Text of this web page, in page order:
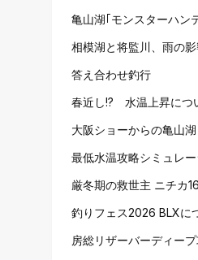
亀山湖｢モンスターハン
相模湖と将監川、雨の
答え合わせ釣行
春近し!? 水温上昇につ
大阪ショーからの亀山
最低水温攻略シミュレ
厳冬期の救世主 ニチカ
釣りフェス2026 BLXに
房総リザーバーディー